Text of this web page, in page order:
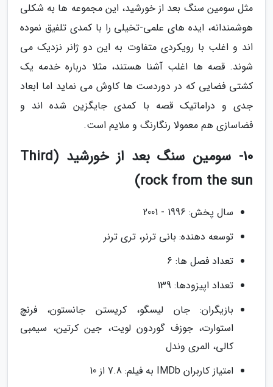
مثل سومین سنگ بعد از خورشید، این مجموعه ها به شکلی
هوشمندانه، ایده های علمی-تخیلی را با کمدی تلفیق نموده
اند و اغلب با رویکردی متفاوت به این دو ژانر نزدیک می
شوند. قصه ها اغلب آشنا هستند، مثلا درباره خدمه یک
کشتی فضایی که در دوردست ها کاوش می نماید اما ابعاد
جدی و دراماتیک قصه با کمدی جایگزین شده اند و
فضاسازی هم معمولا رنگارنگ و ملایم است.
10- سومین سنگ بعد از خورشید (Third
rock from the sun)
سال پخش: 1996 - 2001
توسعه دهنده: بانی ترنر، تری ترنر
تعداد فصل ها: 6
تعداد اپیزودها: 139
بازیگران: جان لیسگو، کریستن جانستون، فرنچ
استوارت، جوزف گوردون لویت، جین کرتین، سیمبی
کالی، المری وندل
امتیاز کاربران IMDb به فیلم: 7.8 از 10